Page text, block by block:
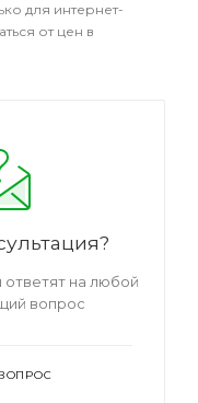
для интернет-
от цен в
на любой
вопрос